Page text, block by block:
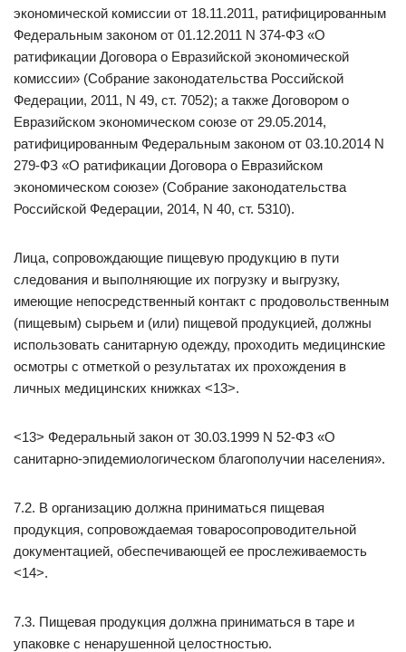
экономической комиссии от 18.11.2011, ратифицированным
Федеральным законом от 01.12.2011 N 374-ФЗ «О
ратификации Договора о Евразийской экономической
комиссии» (Собрание законодательства Российской
Федерации, 2011, N 49, ст. 7052); а также Договором о
Евразийском экономическом союзе от 29.05.2014,
ратифицированным Федеральным законом от 03.10.2014 N
279-ФЗ «О ратификации Договора о Евразийском
экономическом союзе» (Собрание законодательства
Российской Федерации, 2014, N 40, ст. 5310).
Лица, сопровождающие пищевую продукцию в пути
следования и выполняющие их погрузку и выгрузку,
имеющие непосредственный контакт с продовольственным
(пищевым) сырьем и (или) пищевой продукцией, должны
использовать санитарную одежду, проходить медицинские
осмотры с отметкой о результатах их прохождения в
личных медицинских книжках <13>.
<13> Федеральный закон от 30.03.1999 N 52-ФЗ «О
санитарно-эпидемиологическом благополучии населения».
7.2. В организацию должна приниматься пищевая
продукция, сопровождаемая товаросопроводительной
документацией, обеспечивающей ее прослеживаемость
<14>.
7.3. Пищевая продукция должна приниматься в таре и
упаковке с ненарушенной целостностью.